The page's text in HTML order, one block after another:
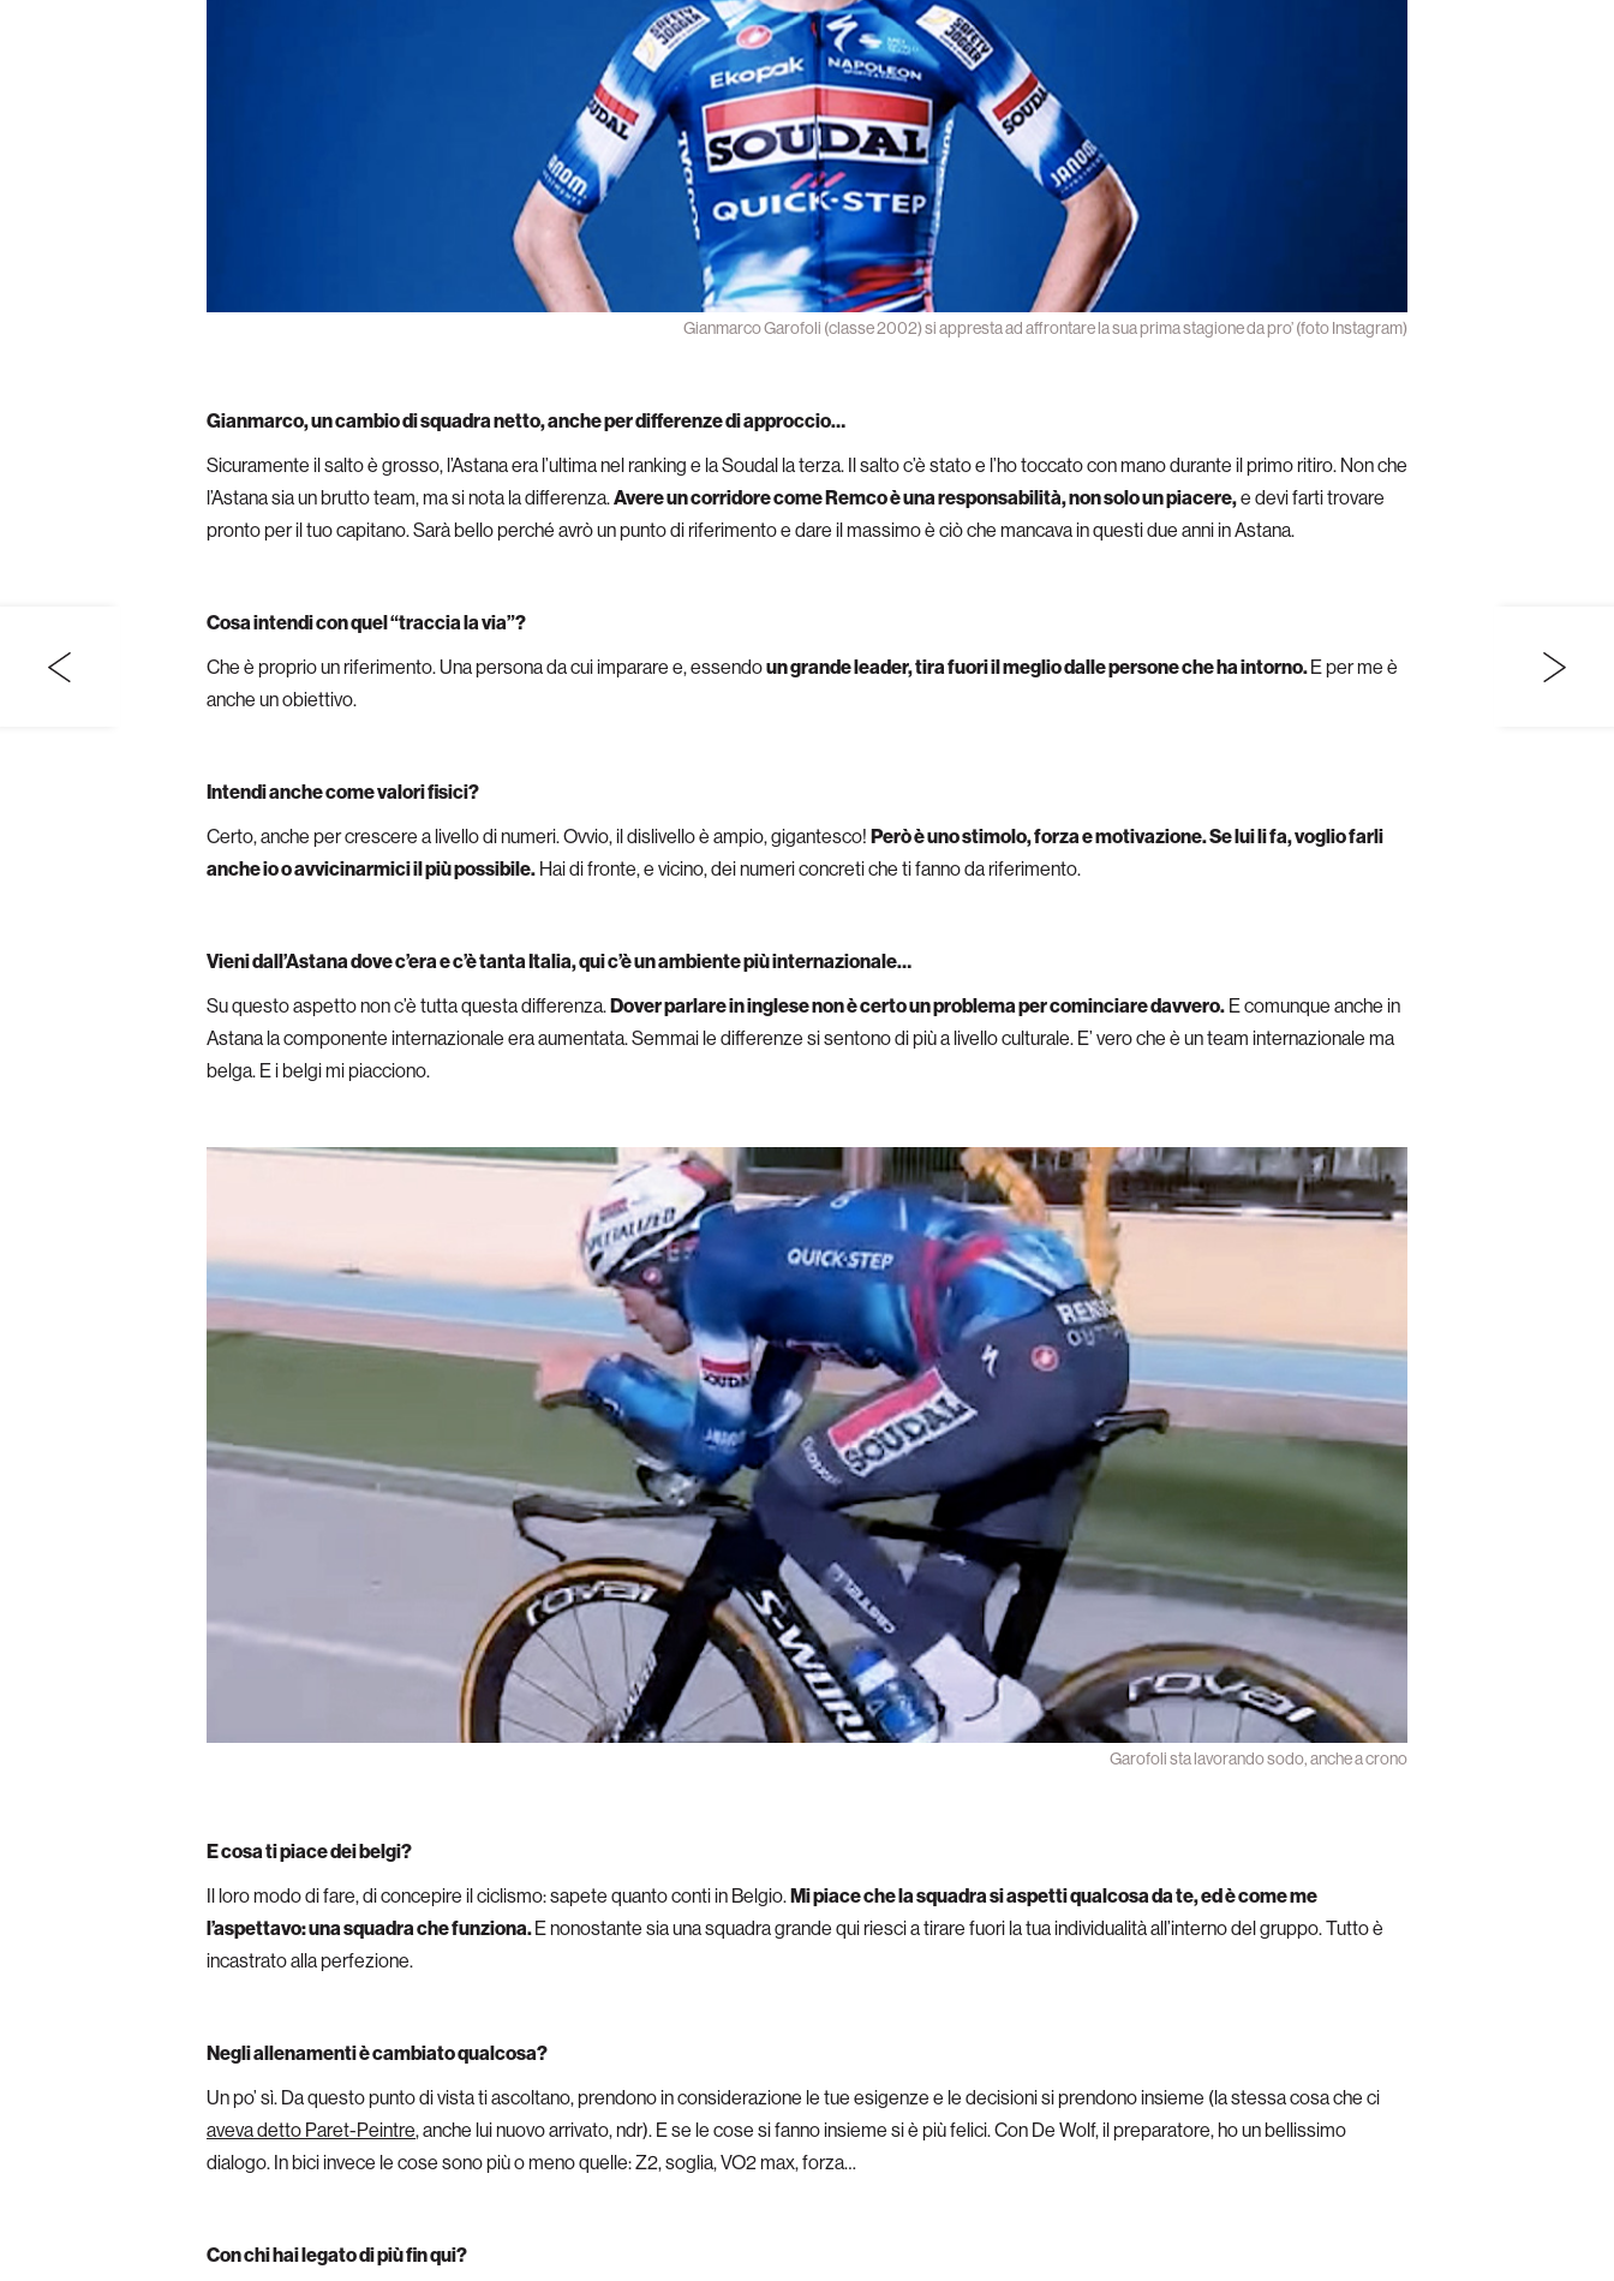
Gianmarco Garofoli (classe 2002) si appresta ad affrontare la sua prima stagione da pro’ (foto Instagram)
Gianmarco, un cambio di squadra netto, anche per differenze di approccio…
Sicuramente il salto è grosso, l’Astana era l’ultima nel ranking e la Soudal la terza. Il salto c’è stato e l’ho toccato con mano durante il primo ritiro. Non che
l’Astana sia un brutto team, ma si nota la differenza.Avere un corridore come Remco è una responsabilità, non solo un piacere,e devi farti trovare
pronto per il tuo capitano. Sarà bello perché avrò un punto di riferimento e dare il massimo è ciò che mancava in questi due anni in Astana.
Cosa intendi con quel “traccia la via”?
Che è proprio un riferimento. Una persona da cui imparare e, essendoun grande leader, tira fuori il meglio dalle persone che ha intorno.E per me è
anche un obiettivo.
Intendi anche come valori fisici?
Certo, anche per crescere a livello di numeri. Ovvio, il dislivello è ampio, gigantesco! Però è uno stimolo, forza e motivazione. Se lui li fa, voglio farli
anche io o avvicinarmici il più possibile. Hai di fronte, e vicino, dei numeri concreti che ti fanno da riferimento.
Vieni dall’Astana dove c’era e c’è tanta Italia, qui c’è un ambiente più internazionale…
Su questo aspetto non c’è tutta questa differenza.Dover parlare in inglese non è certo un problema per cominciare davvero. E comunque anche in
Astana la componente internazionale era aumentata. Semmai le differenze si sentono di più a livello culturale. E’ vero che è un team internazionale ma
belga. E i belgi mi piacciono.
Garofoli sta lavorando sodo, anche a crono
E cosa ti piace dei belgi?
Il loro modo di fare, di concepire il ciclismo: sapete quanto conti in Belgio.Mi piace che la squadra si aspetti qualcosa da te, ed è come me
l’aspettavo: una squadra che funziona.E nonostante sia una squadra grande qui riesci a tirare fuori la tua individualità all’interno del gruppo. Tutto è
incastrato alla perfezione.
Negli allenamenti è cambiato qualcosa?
Un po’ sì. Da questo punto di vista ti ascoltano, prendono in considerazione le tue esigenze e le decisioni si prendono insieme (la stessa cosa che ci
aveva detto Paret-Peintre, anche lui nuovo arrivato, ndr). E se le cose si fanno insieme si è più felici. Con De Wolf, il preparatore, ho un bellissimo
dialogo. In bici invece le cose sono più o meno quelle: Z2, soglia, VO2 max, forza…
Con chi hai legato di più fin qui?